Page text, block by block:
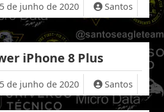
de junho de 2020 Santos
iPhone 8 Plus
de junho de 2020 Santos